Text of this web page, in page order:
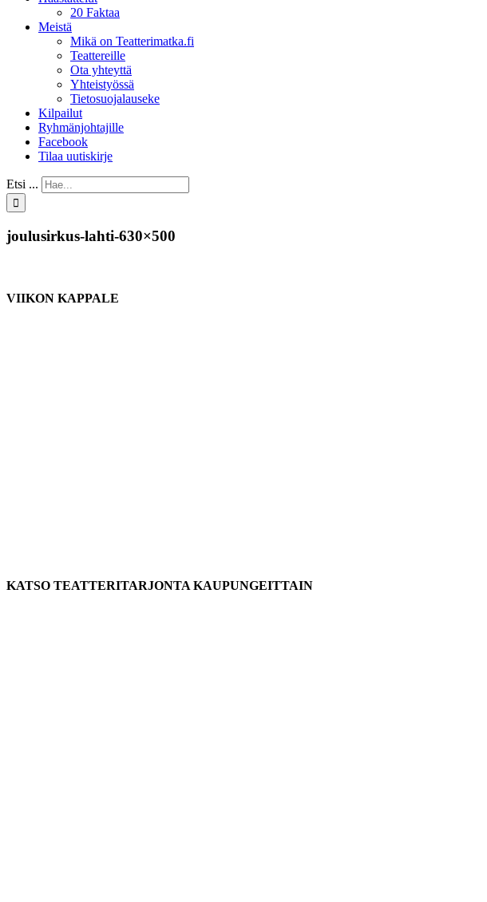
20 Faktaa
Meistä
Mikä on Teatterimatka.fi
Teattereille
Ota yhteyttä
Yhteistyössä
Tietosuojalauseke
Kilpailut
Ryhmänjohtajille
Facebook
Tilaa uutiskirje
Etsi ...
joulusirkus-lahti-630×500
VIIKON KAPPALE
KATSO TEATTERITARJONTA KAUPUNGEITTAIN